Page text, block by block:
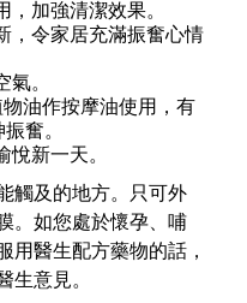
，加強清潔效果。
，令家居充滿振奮心情
氣。
油作按摩油使用，有
奮。
悅新一天。
觸及的地方。只可外
。如您處於懷孕、哺
用醫生配方藥物的話，
生意見。